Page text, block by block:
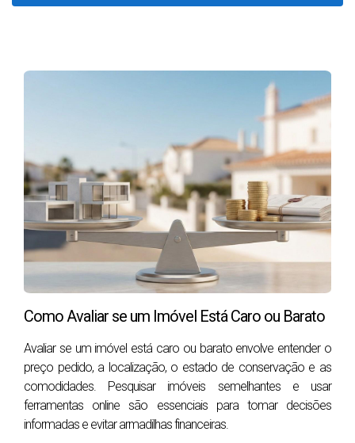
Com o orçamento definido, é hora de dar um passo
importante: obter a pré-aprovação da hipoteca. Este
processo envolve entrar em contato com um banco ou
um intermediário de créditoa para avaliar sua
capacidade de crédito e determinar o valor máximo
que pode ser emprestado. A pré-aprovação oferece
diversas vantagens:
Definição de limites claros:terá uma ideia
concreta do valor que pode investir em uma
propriedade, facilitando a procura de casas
dentro do seu orçamento.
pré-aprovação aos vendedores, demonstra
seriedade e capacidade financeira, o que pode
fortalecer sua posição na negociação do preço.
Agilidade no processo de compra:
Como Avaliar se um Imóvel Está Caro ou Barato
Avaliar se um imóvel está caro ou barato envolve entender o
preço pedido, a localização, o estado de conservação e as
comodidades. Pesquisar imóveis semelhantes e usar
ferramentas online são essenciais para tomar decisões
informadas e evitar armadilhas financeiras.